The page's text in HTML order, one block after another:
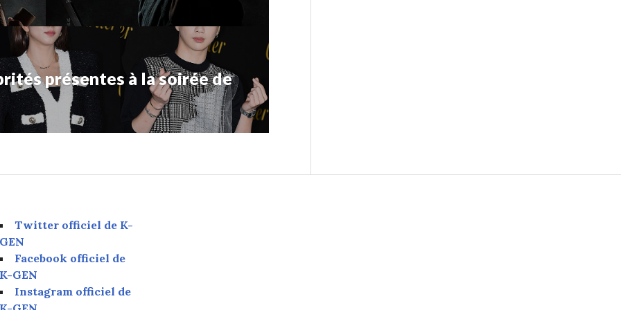
présentes à la soirée de
Twitter officiel de K-
GEN
Facebook officiel de
K-GEN
Instagram officiel de